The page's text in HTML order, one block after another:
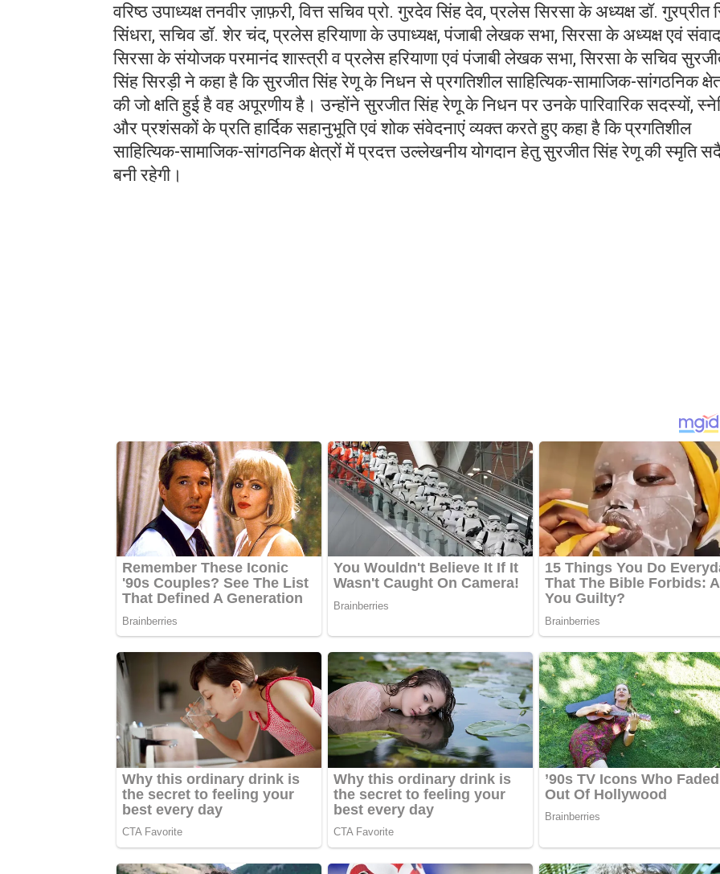
वरिष्ठ उपाध्यक्ष तनवीर ज़ाफ़री, वित्त सचिव प्रो. गुरदेव सिंह देव, प्रलेस सिरसा के अध्यक्ष डॉ. गुरप्रीत
सिंधरा, सचिव डॉ. शेर चंद, प्रलेस हरियाणा के उपाध्यक्ष, पंजाबी लेखक सभा, सिरसा के अध्यक्ष एवं संवाद
सिरसा के संयोजक परमानंद शास्त्री व प्रलेस हरियाणा एवं पंजाबी लेखक सभा, सिरसा के सचिव
सिंह सिरड़ी ने कहा है कि सुरजीत सिंह रेणू के निधन से प्रगतिशील साहित्यिक-सामाजिक-सांगठनिक
की जो क्षति हुई है वह अपूरणीय है। उन्होंने सुरजीत सिंह रेणू के निधन पर उनके पारिवारिक सदस्यों,
और प्रशंसकों के प्रति हार्दिक सहानुभूति एवं शोक संवेदनाएं व्यक्त करते हुए कहा है कि प्रगतिशील
साहित्यिक-सामाजिक-सांगठनिक क्षेत्रों में प्रदत्त उल्लेखनीय योगदान हेतु सुरजीत सिंह रेणू की स्मृति
बनी रहेगी।